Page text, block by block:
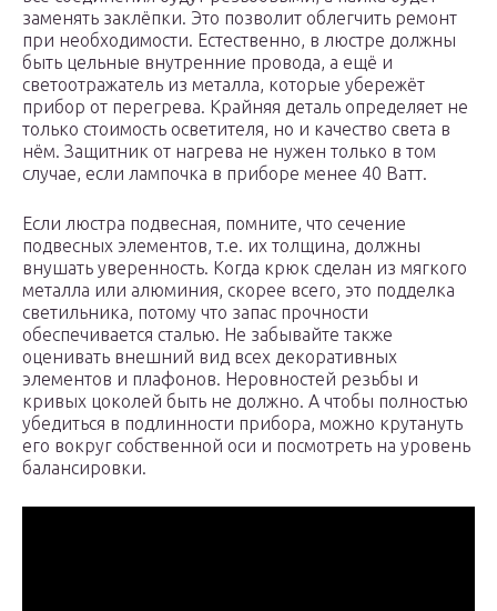
заменять заклёпки. Это позволит облегчить ремонт
при необходимости. Естественно, в люстре должны
быть цельные внутренние провода, а ещё и
светоотражатель из металла, которые убережёт
прибор от перегрева. Крайняя деталь определяет не
только стоимость осветителя, но и качество света в
нём. Защитник от нагрева не нужен только в том
случае, если лампочка в приборе менее 40 Ватт.
Если люстра подвесная, помните, что сечение
подвесных элементов, т.е. их толщина, должны
внушать уверенность. Когда крюк сделан из мягкого
металла или алюминия, скорее всего, это подделка
светильника, потому что запас прочности
обеспечивается сталью. Не забывайте также
оценивать внешний вид всех декоративных
элементов и плафонов. Неровностей резьбы и
кривых цоколей быть не должно. А чтобы полностью
убедиться в подлинности прибора, можно крутануть
его вокруг собственной оси и посмотреть на уровень
балансировки.